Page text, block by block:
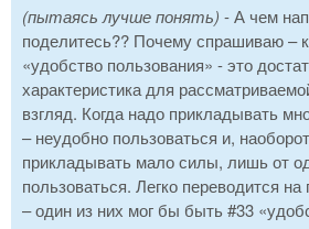
(пытаясь лучше понять) - А чем
поделитесь?? Почему спрашиваю –
«удобство пользования» - это
характеристика для
взгляд. Когда надо прикладывать
– неудобно пользоваться и,
прикладывать мало силы, лишь от
пользоваться. Легко переводится
– один из них мог бы быть #33